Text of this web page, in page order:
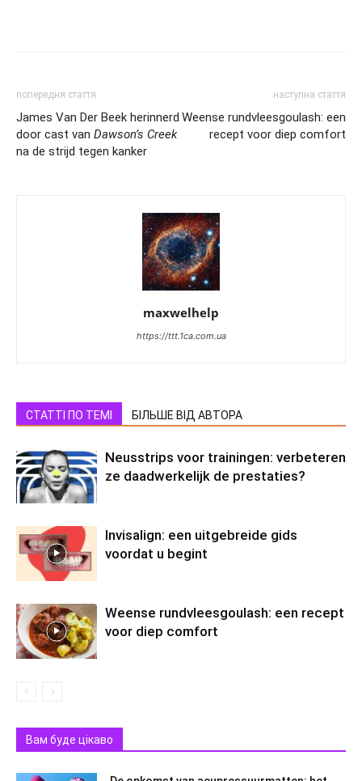
попередня стаття
James Van Der Beek herinnerd
door cast van Dawson’s Creek
na de strijd tegen kanker
наступна стаття
Weense rundvleesgoulash: een
recept voor diep comfort
maxwelhelp
https://ttt.1ca.com.ua
СТАТТІ ПО ТЕМІ БІЛЬШЕ ВІД АВТОРА
Neusstrips voor trainingen: verbeteren
ze daadwerkelijk de prestaties?
Invisalign: een uitgebreide gids
voordat u begint
Weense rundvleesgoulash: een recept
voor diep comfort
Вам буде цікаво